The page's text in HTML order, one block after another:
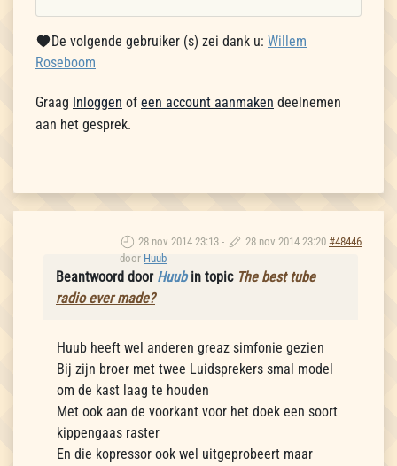
De volgende gebruiker (s) zei dank u: Willem
Roseboom
Graag Inloggen of een account aanmaken deelnemen
aan het gesprek.
28 nov 2014 23:13 - 28 nov 2014 23:20 #48446
door Huub
Beantwoord door Huubin topic The best tube
radio ever made?
Huub heeft wel anderen greaz simfonie gezien
Bij zijn broer met twee Luidsprekers smal model
om de kast laag te houden
Met ook aan de voorkant voor het doek een soort
kippengaas raster
En die kopressor ook wel uitgeprobeert maar